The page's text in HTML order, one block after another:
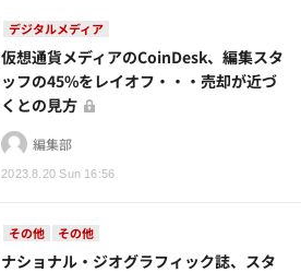
デジタルメディア
2023.8.20 Sun 16:56
仮想通貨メディアのCoinDesk、編集スタ
ッフの45%をレイオフ・・・売却が近づ
くとの見方
編集部
その他 その他
ナショナル・ジオグラフィック誌、スタ